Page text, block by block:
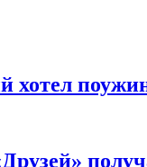
хотел